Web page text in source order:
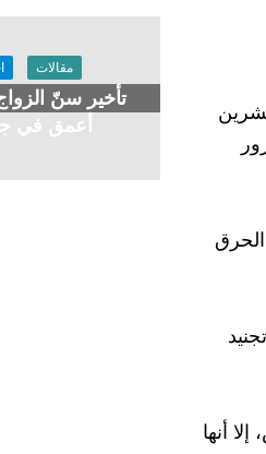
مقالات
تأخير سنّ
أعمق في
قوات الدفاع الشعبي خلال حرب الجنوب، وأعاد تنظيم صفوفه بعد انقلاب 25 تشرين
أنها